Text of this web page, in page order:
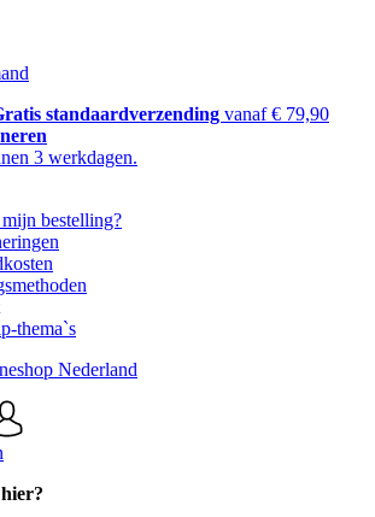
standaardverzending vanaf € 79,90
3 werkdagen.
bestelling?
thema`s